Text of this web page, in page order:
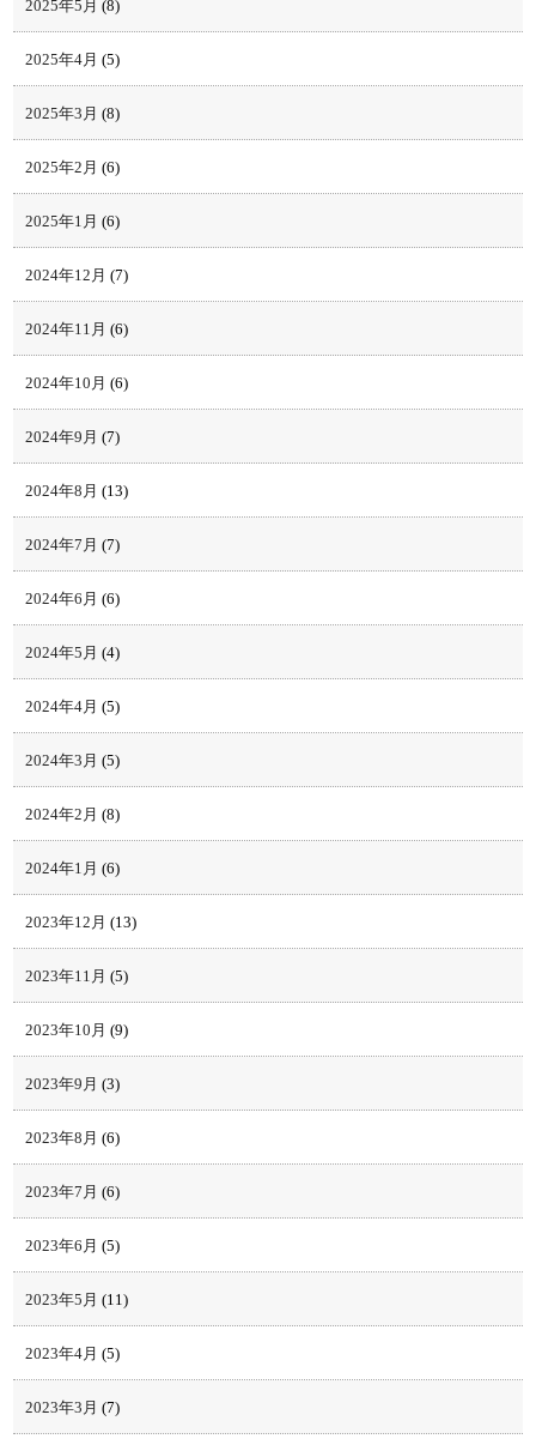
2025年5月 (8)
2025年4月 (5)
2025年3月 (8)
2025年2月 (6)
2025年1月 (6)
2024年12月 (7)
2024年11月 (6)
2024年10月 (6)
2024年9月 (7)
2024年8月 (13)
2024年7月 (7)
2024年6月 (6)
2024年5月 (4)
2024年4月 (5)
2024年3月 (5)
2024年2月 (8)
2024年1月 (6)
2023年12月 (13)
2023年11月 (5)
2023年10月 (9)
2023年9月 (3)
2023年8月 (6)
2023年7月 (6)
2023年6月 (5)
2023年5月 (11)
2023年4月 (5)
2023年3月 (7)